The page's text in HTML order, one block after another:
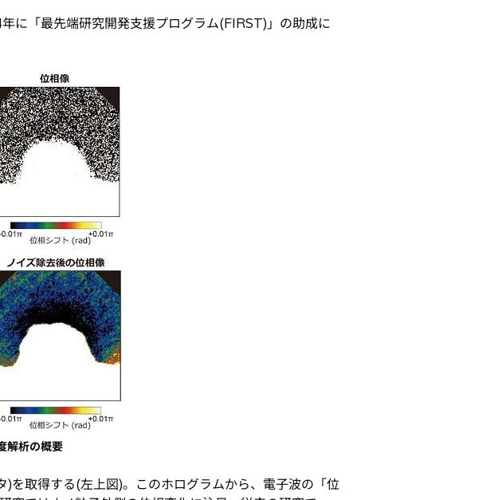
に「最先端研究開発支援プログラム(FIRST)」の助成に
解析の概要
を取得する(左上図)。このホログラムから、電子波の「位